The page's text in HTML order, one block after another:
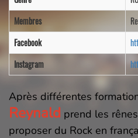
Membres
Facebook
Instagram
Après différentes
Reynald prend les
proposer du Rock en